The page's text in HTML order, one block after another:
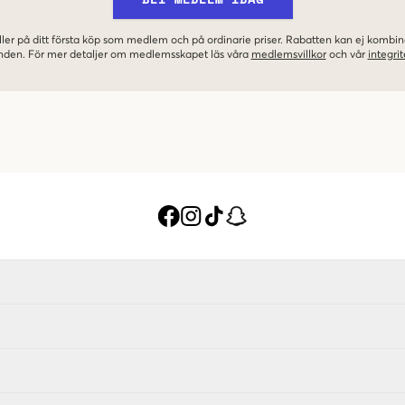
på ditt första köp som medlem och på ordinarie priser. Rabatten kan ej
För mer detaljer om medlemsskapet läs våra medlemsvillkor och vår